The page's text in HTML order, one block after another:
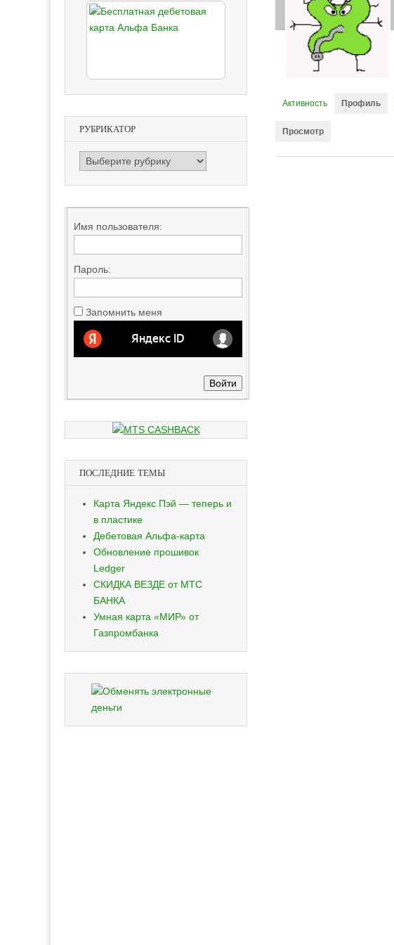
Активность Профиль
Просмотр
РУБРИКАТОР
РУБРИКАТОР
Имя пользователя:
Пароль:
Запомнить меня
Войти
ПОСЛЕДНИЕ ТЕМЫ
Карта Яндекс Пэй — теперь и
в пластике
Дебетовая Альфа-карта
Обновление прошивок
Ledger
СКИДКА ВЕЗДЕ от МТС
БАНКА
Умная карта «МИР» от
Газпромбанка